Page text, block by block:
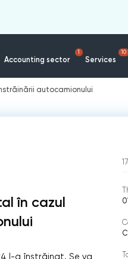
Accounting sector
1
Services
10
autocamionului
în cazul
l-a înstrăinat. Se va